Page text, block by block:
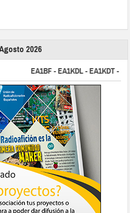
2026
EA1BF - EA1KDL - EA1KDT -